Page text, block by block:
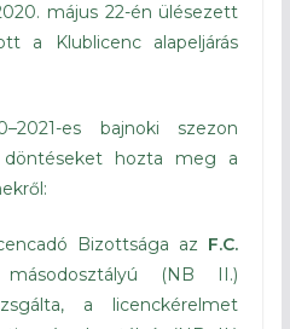
május 22-én ülésezett
a Klublicenc alapeljárás
es bajnoki szezon
döntéseket hozta meg a
Bizottsága az F.C.
(NB II.)
a licenckérelmet